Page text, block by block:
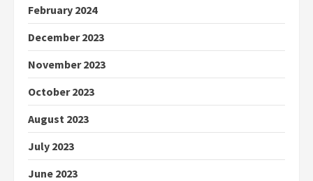
February 2024
December 2023
November 2023
October 2023
August 2023
July 2023
June 2023